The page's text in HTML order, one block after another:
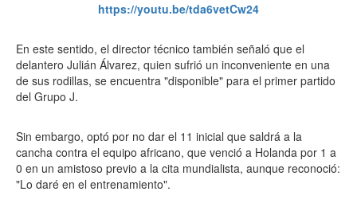
https://youtu.be/tda6vetCw24
En este sentido, el director técnico también señaló que el
delantero Julián Álvarez, quien sufrió un inconveniente en una
de sus rodillas, se encuentra "disponible" para el primer partido
del Grupo J.
Sin embargo, optó por no dar el 11 inicial que saldrá a la
cancha contra el equipo africano, que venció a Holanda por 1 a
0 en un amistoso previo a la cita mundialista, aunque reconoció:
"Lo daré en el entrenamiento".